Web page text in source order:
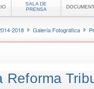
SALA DE
PRENSA
2018 Galería Fotográfica
Reforma